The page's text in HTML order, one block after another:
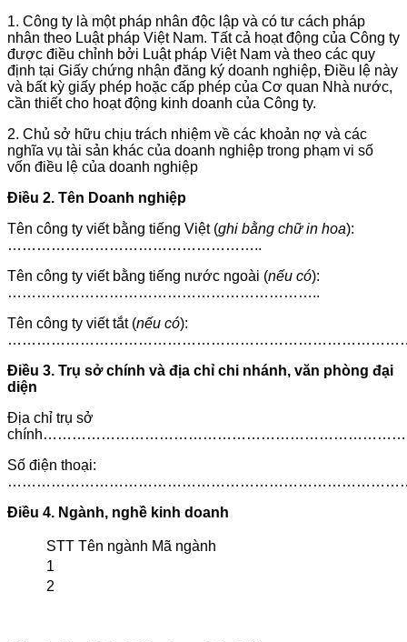
1. Công ty là một pháp nhân độc lập và có tư cách pháp
nhân theo Luật pháp Việt Nam. Tất cả hoạt động của Công ty
được điều chỉnh bởi Luật pháp Việt Nam và theo các quy
định tại Giấy chứng nhận đăng ký doanh nghiệp, Điều lệ này
và bất kỳ giấy phép hoặc cấp phép của Cơ quan Nhà nước,
cần thiết cho hoạt động kinh doanh của Công ty.
2. Chủ sở hữu chịu trách nhiệm về các khoản nợ và các
nghĩa vụ tài sản khác của doanh nghiệp trong phạm vi số
vốn điều lệ của doanh nghiệp
Điều 2. Tên Doanh nghiệp
Tên công ty viết bằng tiếng Việt (ghi bằng chữ in hoa):
……………………………………………..
Tên công ty viết bằng tiếng nước ngoài (nếu có):
………………………………………………………..
Tên công ty viết tắt (nếu có):
Điều 3. Trụ sở chính và địa chỉ chi nhánh, văn phòng đại
diện
Địa chỉ trụ sở
Số điện thoại:
Điều 4. Ngành, nghề kinh doanh
STT Tên ngành Mã ngành
1
2